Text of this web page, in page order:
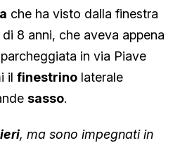
che ha visto dalla finestra
8 anni, che aveva appena
in via Piave
il finestrino laterale
sasso.
, ma sono impegnati in